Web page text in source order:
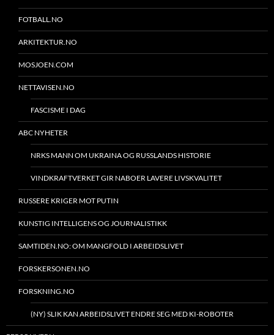
FOTBALL.NO
ARKITEKTUR.NO
MOSJOEN.COM
NETTAVISEN.NO
FASCISME I DAG
ABC NYHETER
NRKS MANN OM UKRAINA OG RUSSLANDS HISTORIE
VINDKRAFTVERKET GIR NABOER LAVERE LIVSKVALITET
RUSSERE KRIGER MOT PUTIN
KUNSTIG INTELLIGENS OG JOURNALISTIKK
SAMTIDEN.NO: OM MANGFOLD I ARBEIDSLIVET
FORSKERSONEN.NO
FORSKNING.NO
(NY) SLIK KAN ARBEIDSLIVET ENDRE SEG MED KI-ROBOTER